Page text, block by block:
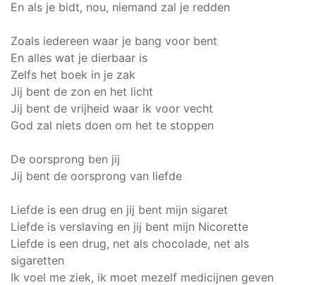
En als je bidt, nou, niemand zal je redden
Zoals iedereen waar je bang voor bent
En alles wat je dierbaar is
Zelfs het boek in je zak
Jij bent de zon en het licht
Jij bent de vrijheid waar ik voor vecht
God zal niets doen om het te stoppen
De oorsprong ben jij
Jij bent de oorsprong van liefde
Liefde is een drug en jij bent mijn sigaret
Liefde is verslaving en jij bent mijn Nicorette
Liefde is een drug, net als chocolade, net als
sigaretten
Ik voel me ziek, ik moet mezelf medicijnen geven